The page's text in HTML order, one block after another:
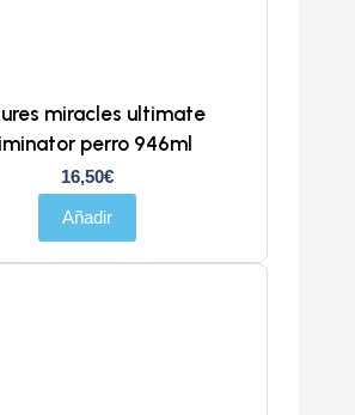
miracles ultimate
perro 946ml
16,50€
Añadir